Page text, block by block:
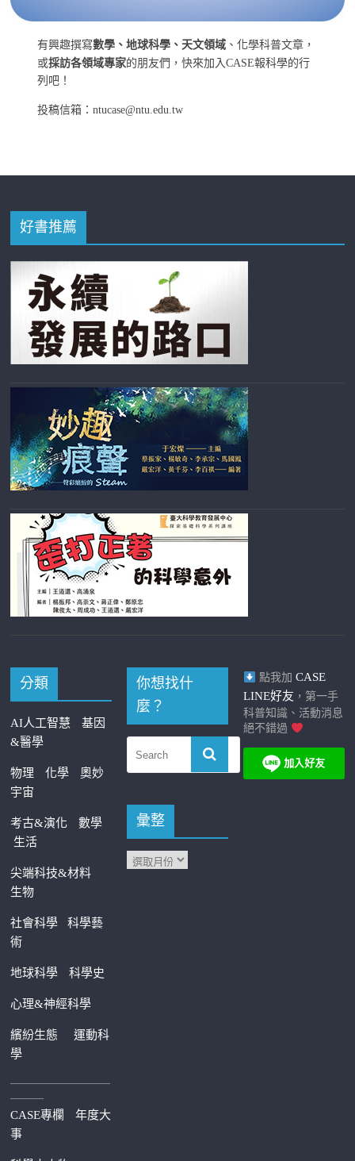
有興趣撰寫數學、地球科學、天文領域 、化學科普文章，
或採訪各領域專家的朋友們，快來加入CASE報科學的行
列吧！
投稿信箱：ntucase@ntu.edu.tw
好書推薦
分類
AI人工智慧
基因
&醫學
物理 化學
奧妙
宇宙
考古&演化
數學
生活
尖端科技&材料
生物
社會科學科學藝
術
地球科學 科學史
心理&神經科學
繽紛生態運動科
學
—————————
———
CASE專欄
年度大
事
你想找什
麼？
彙整
點我加 CASE
LINE好友 ，第一手
科普知識、活動消息
絕不錯過